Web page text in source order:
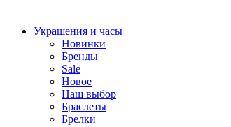
Украшения и часы
Новинки
Бренды
Sale
Новое
Наш выбор
Браслеты
Брелки